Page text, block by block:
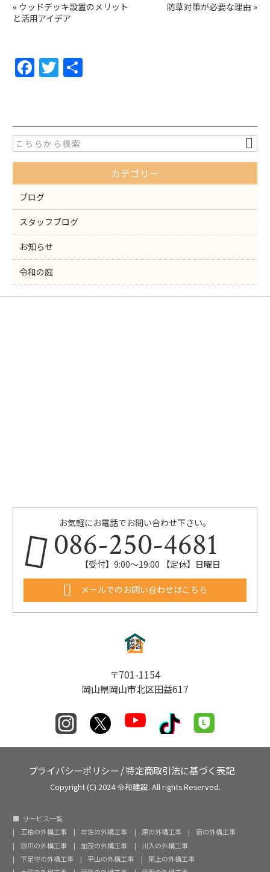
« ウッドデッキ設置のメリット
と活用アイデア
防草対策が必要な理由 »
F
e
b
o
o
k
T
er
カテゴリー
ブログ
スタッフブログ
お知らせ
令和の庭
お気軽にお電話でお問い合わせ下さい。
086-250-4681
【受付】9:00〜19:00 【定休】日曜日
メールでのお問い合わせはこちら
〒701-1154
岡山県岡山市北区田益617
プライバシーポリシー /特定商取引法に基づく表記
Copyright (C) 2024 令和建設. All rights Reserved.
サービス一覧
玉柏の外構工事
牟佐の外構工事 原の外構工事
宿の外構工事
惣爪の外構工事
加茂の外構工事
川入の外構工事
下足守の外構工事
平山の外構工事
尾上の外構工事